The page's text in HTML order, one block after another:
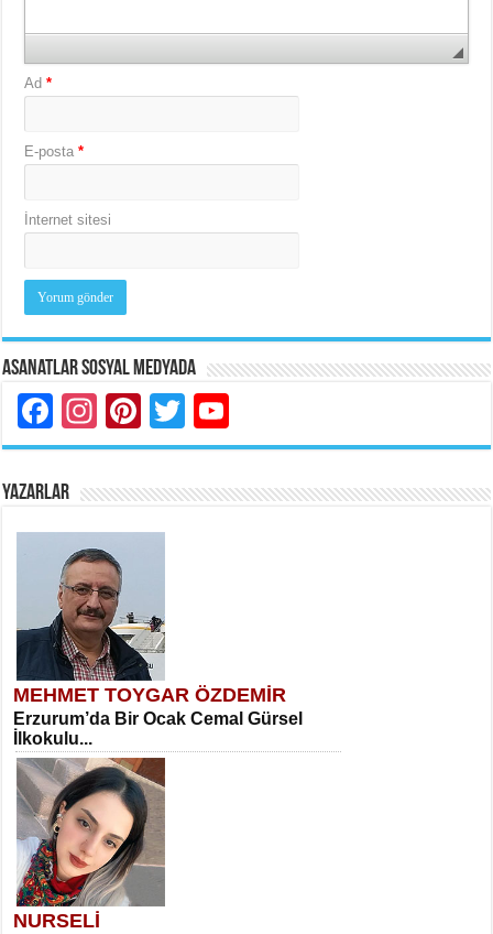
Ad*
E-posta*
İnternet sitesi
Asanatlar Sosyal Medyada
Facebook
Instagram
Pinterest
Twitter
YAZARLAR
MEHMET TOYGAR ÖZDEMİR
Erzurum’da Bir Ocak Cemal Gürsel
İlkokulu...
NURSELİ